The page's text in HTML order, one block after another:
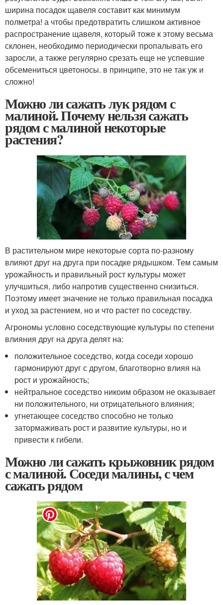
ширина посадок щавеля составит как минимум
полметра! а чтобы предотвратить слишком активное
распространение щавеля, который тоже к этому весьма
склонен, необходимо периодически пропалывать его
заросли, а также регулярно срезать еще не успевшие
обсемениться цветоносы. в принципе, это не так уж и
сложно!
Можно ли сажать лук рядом с
малиной. Почему нельзя сажать
рядом с малиной некоторые
растения?
В растительном мире некоторые сорта по-разному
влияют друг на друга при посадке рядышком. Тем самым
урожайность и правильный рост культуры может
улучшиться, либо напротив существенно снизиться.
Поэтому имеет значение не только правильная посадка
и уход за растением, но и что растет по соседству.
Агрономы условно соседствующие культуры по степени
влияния друг на друга делят на:
положительное соседство, когда соседи хорошо
гармонируют друг с другом, благотворно влияя на
рост и урожайность;
нейтральное соседство никоим образом не оказывает
ни положительного, ни отрицательного влияния;
угнетающее соседство способно не только
затормаживать рост и развитие культуры, но и
привести к гибели.
Можно ли сажать крыжовник рядом
с малиной. Соседи малины, с чем
сажать рядом